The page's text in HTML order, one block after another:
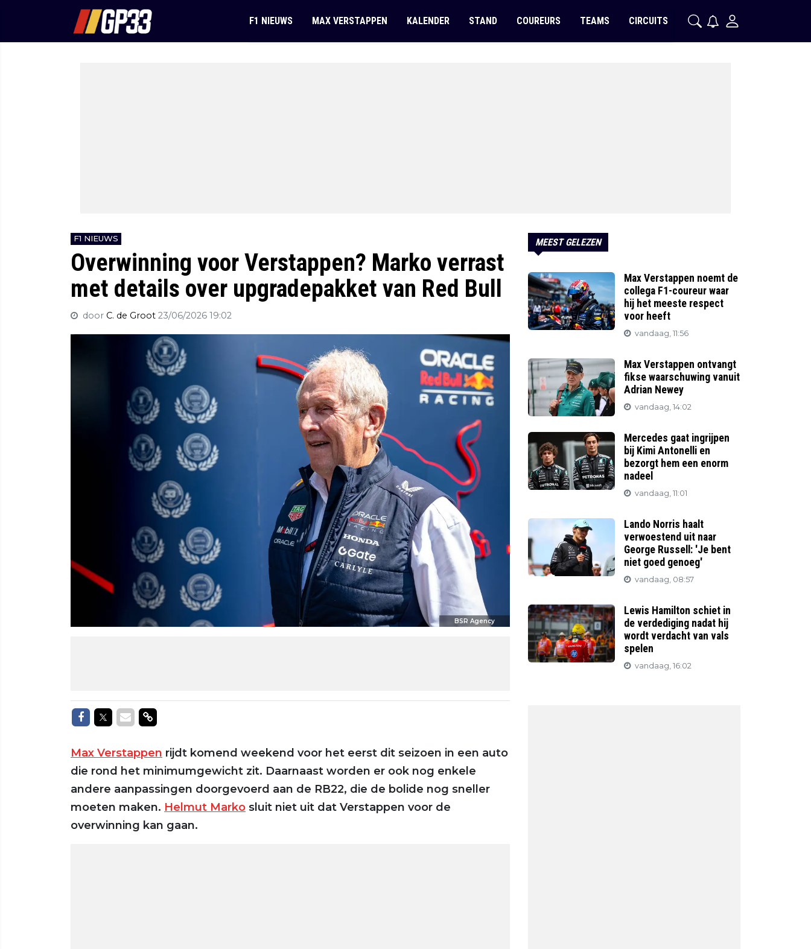
F1 NIEUWS MAX VERSTAPPEN KALENDER STAND COUREURS TEAMS CIRCUITS
F1 NIEUWS
Overwinning voor Verstappen? Marko verrast
met details over upgradepakket van Red Bull
door C. de Groot 23/06/2026 19:02
BSR Agency
Delen op Facebook
Delen op Twitter
Delen via Mail
Delen via link
Max Verstappen rijdt komend weekend voor het eerst dit seizoen in een auto
die rond het minimumgewicht zit. Daarnaast worden er ook nog enkele
andere aanpassingen doorgevoerd aan de RB22, die de bolide nog sneller
moeten maken. Helmut Marko sluit niet uit dat Verstappen voor de
overwinning kan gaan.
MEEST GELEZEN
Max Verstappen noemt de
collega F1-coureur waar
hij het meeste respect
voor heeft
vandaag, 11:56
Max Verstappen ontvangt
fikse waarschuwing vanuit
Adrian Newey
vandaag, 14:02
Mercedes gaat ingrijpen
bij Kimi Antonelli en
bezorgt hem een enorm
nadeel
vandaag, 11:01
Lando Norris haalt
verwoestend uit naar
George Russell: 'Je bent
niet goed genoeg'
vandaag, 08:57
Lewis Hamilton schiet in
de verdediging nadat hij
wordt verdacht van vals
spelen
vandaag, 16:02